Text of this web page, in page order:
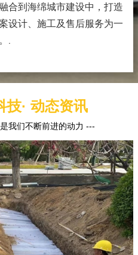
合到海绵城市建设中，打造
设计、施工及售后服务为一
技· 动态资讯
我们不断前进的动力 ---